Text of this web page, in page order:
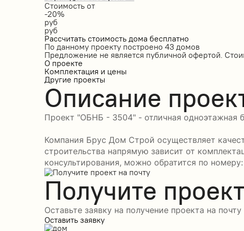
Стоимость от
-20%
руб
руб
Рассчитать стоимость дома бесплатно
По данному проекту построено 43 домов
Предложение не является публичной офертой.
О проекте
Комплектация и цены
Другие проекты
Описание
Проект "ОБНБ - 3504" - отличная одноэтажная
Компания Брус Дом Строй осуществляет
строительства напрямую зависит от
консультирования, можно обратится по
Получите
Оставьте заявку на получение проекта на почту
Оставить заявку